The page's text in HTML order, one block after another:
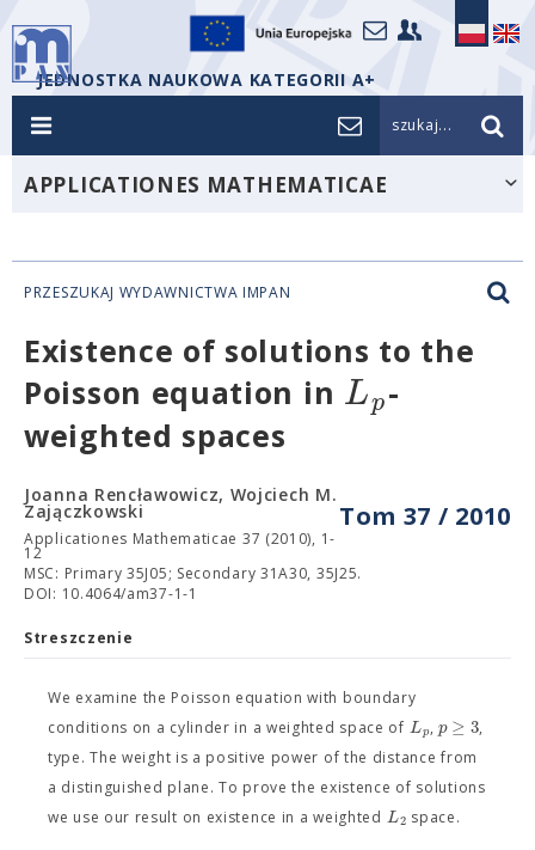
JEDNOSTKA NAUKOWA KATEGORII A+
szukaj...
APPLICATIONES MATHEMATICAE
PRZESZUKAJ WYDAWNICTWA IMPAN
Existence of solutions to the
Poisson equation in Lp-
weighted spaces
Tom 37 / 2010
Joanna Rencławowicz, Wojciech M.
Zajączkowski
Applicationes Mathematicae 37 (2010), 1-
12
MSC: Primary 35J05; Secondary 31A30, 35J25.
DOI: 10.4064/am37-1-1
Streszczenie
We examine the Poisson equation with boundary
conditions on a cylinder in a weighted space of Lp, p ≥ 3,
type. The weight is a positive power of the distance from
a distinguished plane. To prove the existence of solutions
we use our result on existence in a weighted L2 space.